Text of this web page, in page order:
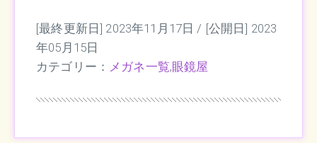
[最終更新日] 2023年11月17日 / [公開日] 2023
年05月15日
カテゴリー： メガネ一覧,眼鏡屋